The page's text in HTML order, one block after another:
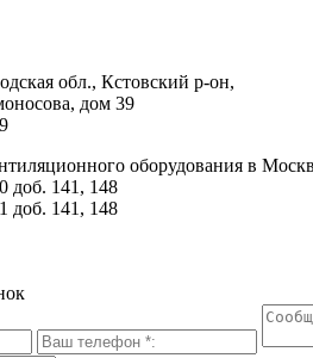
обл., Кстовский р-он,
дом 39
оборудования в
доб. 141, 148
доб. 141, 148